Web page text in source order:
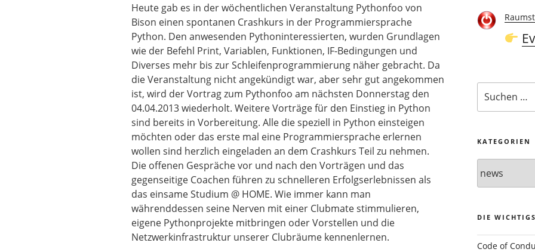
Heute gab es in der wöchentlichen Veranstaltung Pythonfoo von
Bison einen spontanen Crashkurs in der Programmiersprache
Python. Den anwesenden Pythoninteressierten, wurden Grundlagen
wie der Befehl Print, Variablen, Funktionen, IF-Bedingungen und
Diverses mehr bis zur Schleifenprogrammierung näher gebracht. Da
die Veranstaltung nicht angekündigt war, aber sehr gut angekommen
ist, wird der Vortrag zum Pythonfoo am nächsten Donnerstag den
04.04.2013 wiederholt. Weitere Vorträge für den Einstieg in Python
sind bereits in Vorbereitung. Alle die speziell in Python einsteigen
möchten oder das erste mal eine Programmiersprache erlernen
wollen sind herzlich eingeladen an dem Crashkurs Teil zu nehmen.
Die offenen Gespräche vor und nach den Vorträgen und das
gegenseitige Coachen führen zu schnelleren Erfolgserlebnissen als
das einsame Studium @ HOME. Wie immer kann man
währenddessen seine Nerven mit einer Clubmate stimmulieren,
eigene Pythonprojekte mitbringen oder Vorstellen und die
Netzwerkinfrastruktur unserer Clubräume kennenlernen.
nach:
KATEGORIEN
DIE
Code of